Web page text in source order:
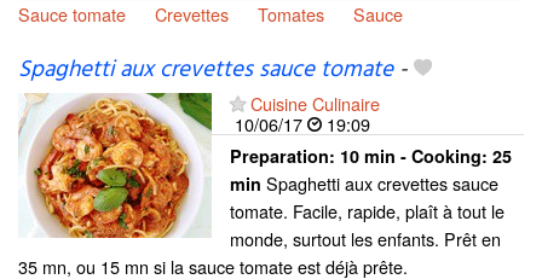
Sauce tomate
Crevettes Tomates Sauce
Spaghetti aux crevettes sauce tomate-
Cuisine Culinaire
10/06/17
19:09
Preparation: 10 min - Cooking: 25
min Spaghetti aux crevettes sauce
tomate. Facile, rapide, plaît à tout le
monde, surtout les enfants. Prêt en
35 mn, ou 15 mn si la sauce tomate est déjà prête.